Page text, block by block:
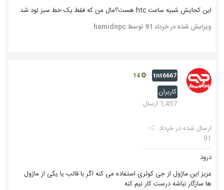
این کجایش شبیه ساعت htc هست؟مال من که فقط یک خط سبز لود شد
ویرایش شده درخرداد 91 توسط hamidnpc
tnt6667
کاربران
1,457 ارسال
ارسال شده درخرداد
91
درود
عزیز این ماژول از جی کوئری استفاده می کنه اگر با قالب یا یکی از ماژول
ها سازگار نباشه درست کار نیم کنه